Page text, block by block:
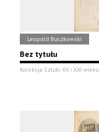
Leopold Buczkowski
Bez tytułu
Kolekcja Sztuki XX i XXI wieku